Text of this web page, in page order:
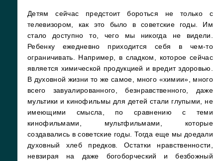
Детям сейчас предстоит бороться не только с
телевизором, как это было в советские годы. Им
стало доступно то, чего мы никогда не видели.
Ребенку ежедневно приходится себя в чем-то
ограничивать. Например, в сладком, которое сейчас
является химической продукцией и вредит здоровью.
В духовной жизни то же самое, много «химии», много
всего завуалированного, безнравственного, даже
мультики и кинофильмы для детей стали глупыми, не
имеющими смысла, по сравнению с теми
кинофильмами, мультфильмами, которые
создавались в советские годы. Тогда еще мы доедали
духовный хлеб предков. Остатки нравственности,
невзирая на даже богоборческий и безбожный